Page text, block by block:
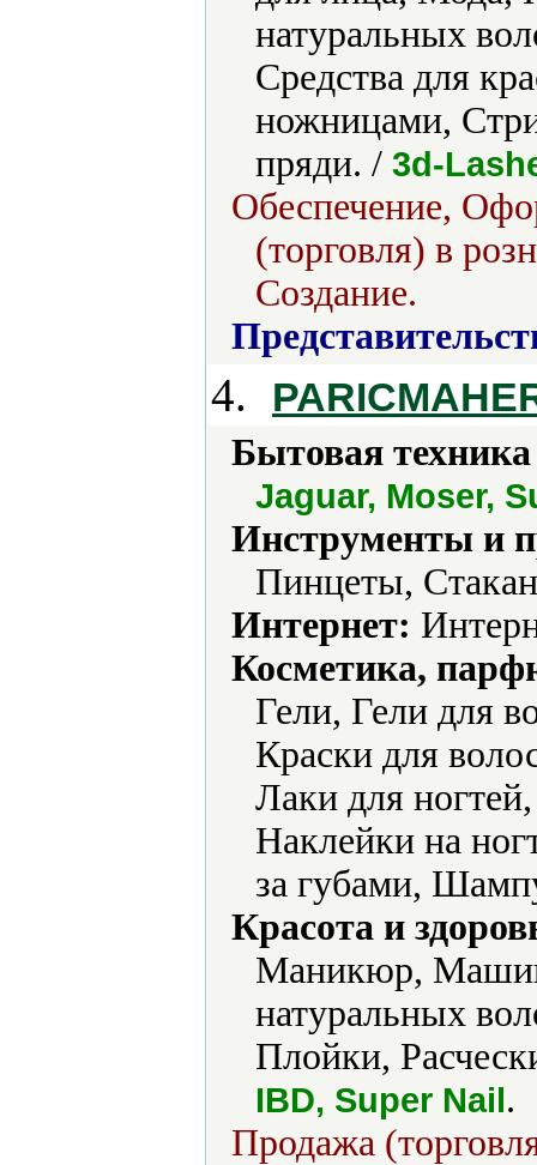
натуральных
Средства для
ножницами,
пряди. / 3d-
Обеспечение,
(торговля) в
Создание.
4.
Бытовая
Jaguar, Moser,
Инструменты и
Пинцеты,
Интернет:
Косметика,
Гели, Гели для
Краски для
Лаки для
Наклейки на
за губами,
Красота и
Маникюр,
натуральных
Плойки,
IBD, Super Nail.
Продажа